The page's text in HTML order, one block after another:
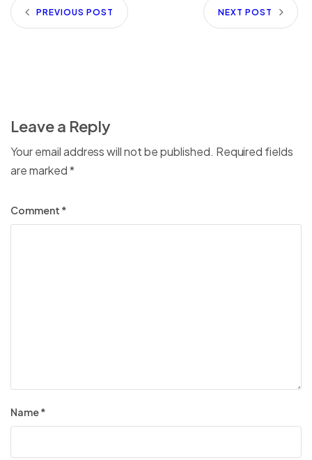
PREVIOUS POST NEXT POST
Leave a Reply
Your email address will not be published. Required fields
are marked*
Comment *
Name*